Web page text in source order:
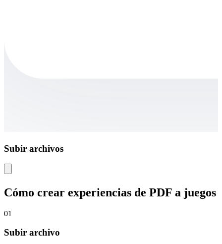
Subir archivos
Cómo crear experiencias de PDF a juegos
01
Subir archivo